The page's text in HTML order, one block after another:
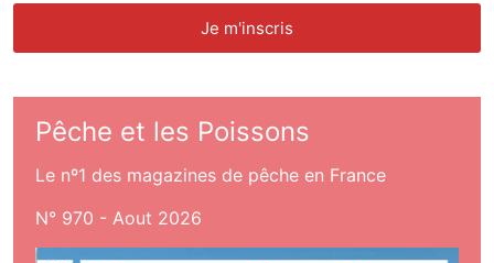
Pêche et les Poissons
Le nº1 des magazines de pêche en France
N° 970 - Aout 2026